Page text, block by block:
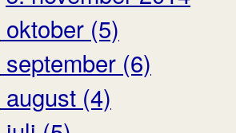
oktober (5)
september (6)
august (4)